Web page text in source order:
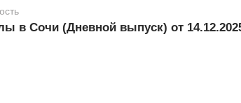
в Сочи (Дневной выпуск) от